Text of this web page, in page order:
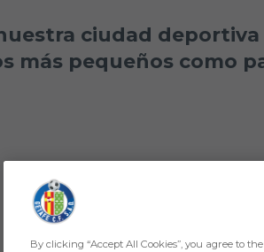
ciudad
más pequeños como
By clicking “Accept All Cookies”, you agree to